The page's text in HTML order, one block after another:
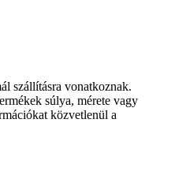
szállításra vonatkoznak.
súlya, mérete vagy
közvetlenül a